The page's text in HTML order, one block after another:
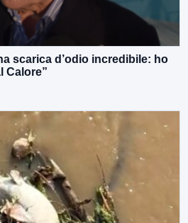
scarica d’odio incredibile: ho
Calore”